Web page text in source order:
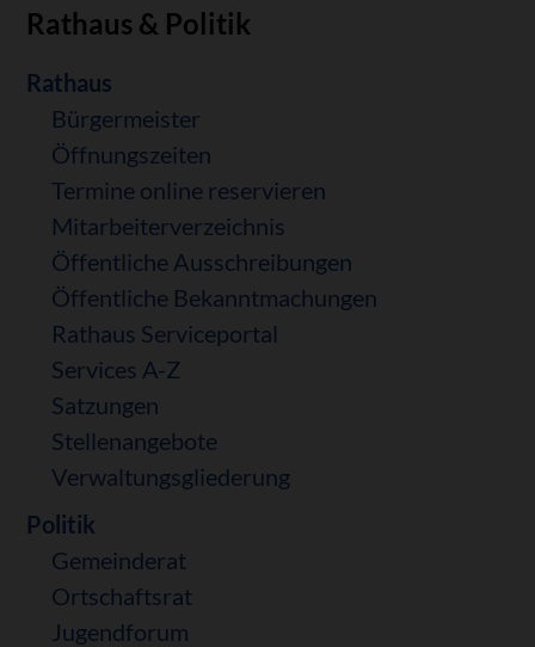
Rathaus & Politik
Navigation
überspringen
Rathaus
Bürgermeister
Öffnungszeiten
Termine online reservieren
Mitarbeiterverzeichnis
Öffentliche Ausschreibungen
Öffentliche Bekanntmachungen
Rathaus Serviceportal
Services A-Z
Satzungen
Stellenangebote
Verwaltungsgliederung
Politik
Gemeinderat
Ortschaftsrat
Jugendforum